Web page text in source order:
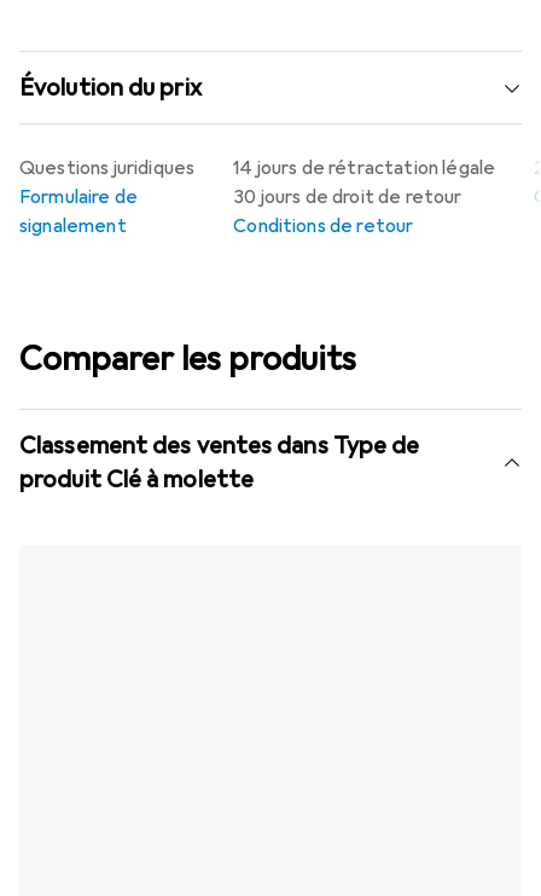
Évolution du prix
14 jours de rétractation légale
30 jours de droit de retour
Conditions de retour
Questions juridiques
Formulaire de
signalement
Comparer les produits
Classement des ventes dans Type de
produit Clé à molette